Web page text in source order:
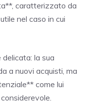
caratterizzato da
nel caso in cui
delicata: la sua
a nuovi acquisti, ma
come lui